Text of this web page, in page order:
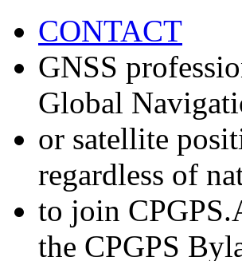
CONTACT
GNSS
Global
or satellite
regardless of
to join
the CPGPS